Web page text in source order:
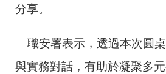
分享。
職安署表示，透過本次圓
與實務對話，有助於凝聚多